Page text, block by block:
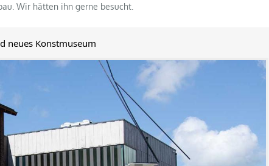
Wir hätten ihn gerne besucht.
neues Konstmuseum